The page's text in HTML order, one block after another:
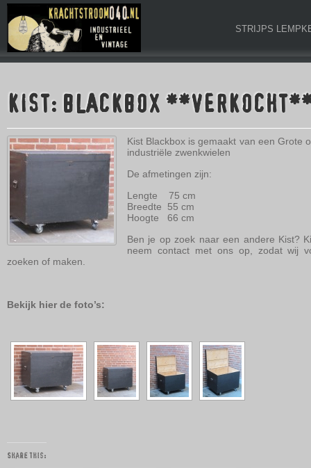
STRIJPS
KIST: BLACKBOX
Kist Blackbox is gemaakt van een Grote
industriële zwenkwielen
De afmetingen zijn:
Lengte 75 cm
Breedte 55 cm
Hoogte 66 cm
Ben je op zoek naar een andere Kist?
neem contact met ons op, zodat wij
zoeken of maken.
Bekijk hier de foto’s:
Share this: